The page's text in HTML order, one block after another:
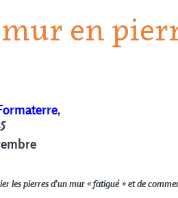
en
,
les pierres d’un mur « fatigué » et de